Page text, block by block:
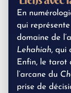
En
qui représente
domaine de
Lehahiah, qui
Enfin, le tarot
l’arcane du
prise de